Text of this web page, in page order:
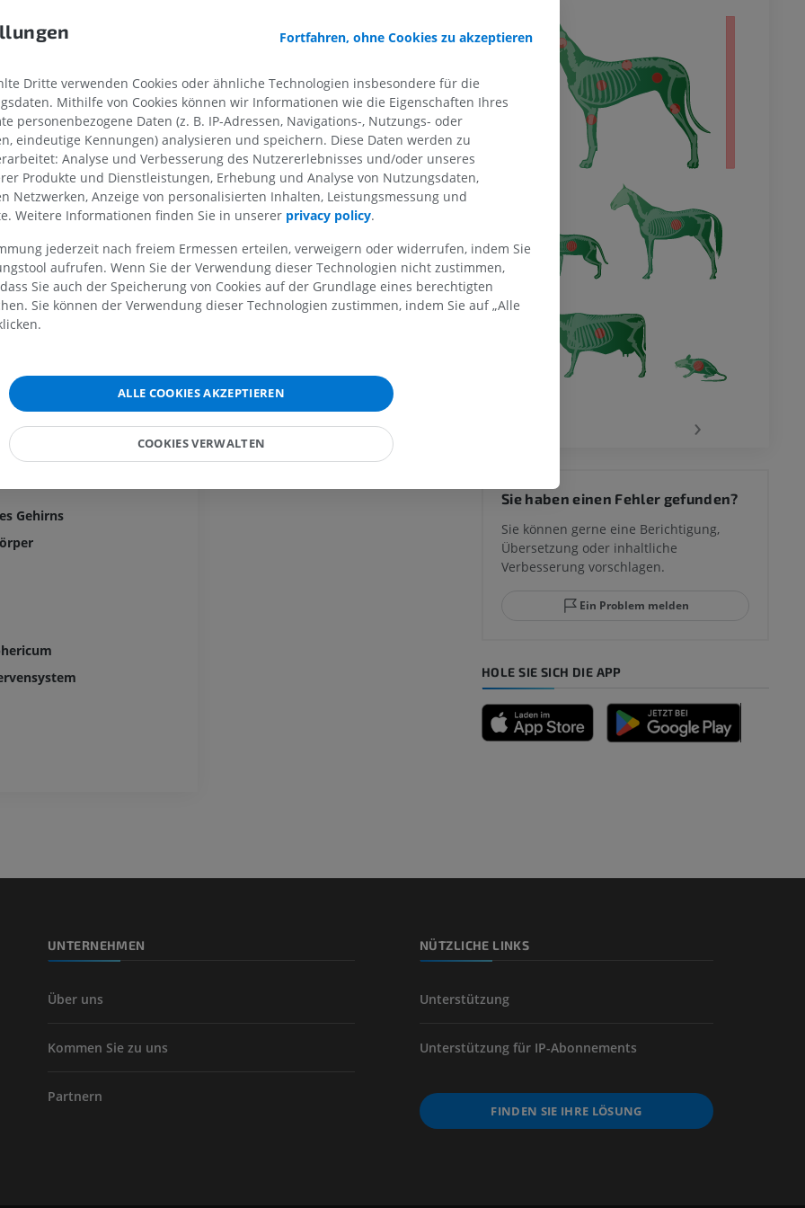
[Dorsolaterale Oberfläche]
Rand]
Gehirns
Pferd - Osteologie
Pferd - Osteologie
Röntgenbilder
KOSTENLOS
Pferd – Karpalgelenk
CT
Pferd – Myologie
Abbildungen
PREMIUM
Die Maus - Maus - der ganze
KOSTENLOS
›
Sie haben einen Fehler gefunden?
Sie können gerne eine Berichtigung,
Übersetzung oder inhaltliche
Verbesserung vorschlagen.
Ein Problem melden
HOLE SIE SICH DIE APP
UNTERNEHMEN
Über uns
Kommen Sie zu uns
Partnern
NÜTZLICHE LINKS
Unterstützung
Unterstützung für IP-Abonnements
FINDEN SIE IHRE LÖSUNG
Fortfahren, ohne Cookies zu akzeptieren
Dritte verwenden Cookies oder ähnliche Technologien insbesondere für die
Mithilfe von Cookies können wir Informationen wie die Eigenschaften Ihres
personenbezogene Daten (z. B. IP-Adressen, Navigations-, Nutzungs- oder
eindeutige Kennungen) analysieren und speichern. Diese Daten werden zu
Analyse und Verbesserung des Nutzererlebnisses und/oder unseres
Produkte und Dienstleistungen, Erhebung und Analyse von Nutzungsdaten,
Netzwerken, Anzeige von personalisierten Inhalten, Leistungsmessung und
Weitere Informationen finden Sie in unserer privacy policy.
jederzeit nach freiem Ermessen erteilen, verweigern oder widerrufen, indem Sie
aufrufen. Wenn Sie der Verwendung dieser Technologien nicht zustimmen,
Sie auch der Speicherung von Cookies auf der Grundlage eines berechtigten
Sie können der Verwendung dieser Technologien zustimmen, indem Sie auf „Alle
ALLE COOKIES AKZEPTIEREN
COOKIES VERWALTEN